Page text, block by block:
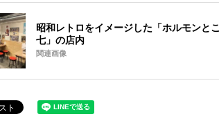
昭和レトロをイメージした「ホルモンとこ
七」の店内
関連画像